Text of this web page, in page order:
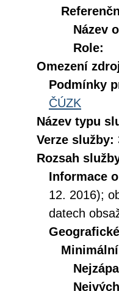
Název
Role:
Omezení
Podmínky
ČÚZK
Název typu
Verze služby:
Rozsah
Informace
12. 2016);
datech